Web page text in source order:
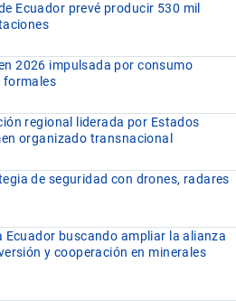
Ecuador prevé producir 530 mil
2026 impulsada por consumo
formales
regional liderada por Estados
organizado transnacional
de seguridad con drones, radares
buscando ampliar la alianza
y cooperación en minerales